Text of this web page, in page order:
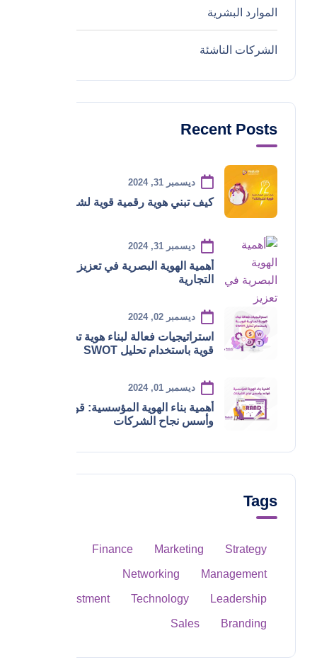
الموارد البشرية
الشركات الناشئة
Recent Posts
ديسمبر 31, 2024
كيف تبني هوية رقمية قوية لشركتك؟
ديسمبر 31, 2024
أهمية الهوية البصرية في تعزيز العلامة
التجارية
ديسمبر 02, 2024
استراتيجيات فعالة لبناء هوية تجارية
قوية باستخدام تحليل SWOT
ديسمبر 01, 2024
أهمية بناء الهوية المؤسسية: قواعد
وأسس نجاح الشركات
Tags
Strategy
Marketing
Finance
Management
Networking
Leadership
Technology
Investment
Branding
Sales